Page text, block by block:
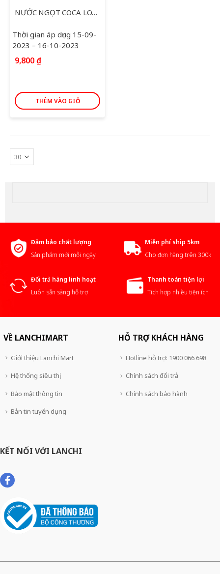
NƯỚC NGỌT COCA LON 320ML
Thời gian áp dụng 15-09-
2023 – 16-10-2023
9,800₫
THÊM VÀO GIỎ
Đảm bảo chất lượng
Sản phẩm mới mỗi ngày
Miễn phí ship 5km
Cho đơn hàng trên 300k
Đổi trả hàng linh hoạt
Luôn sẵn sàng hỗ trợ
Thanh toán tiện lợi
Tích hợp nhiều tiện ích
VỀ LANCHIMART
Giới thiệu Lanchi Mart
Hệ thống siêu thị
Bảo mật thông tin
Bản tin tuyển dụng
HỖ TRỢ KHÁCH HÀNG
Hotline hỗ trợ: 1900 066 698
Chính sách đổi trả
Chính sách bảo hành
KẾT NỐI VỚI LANCHI